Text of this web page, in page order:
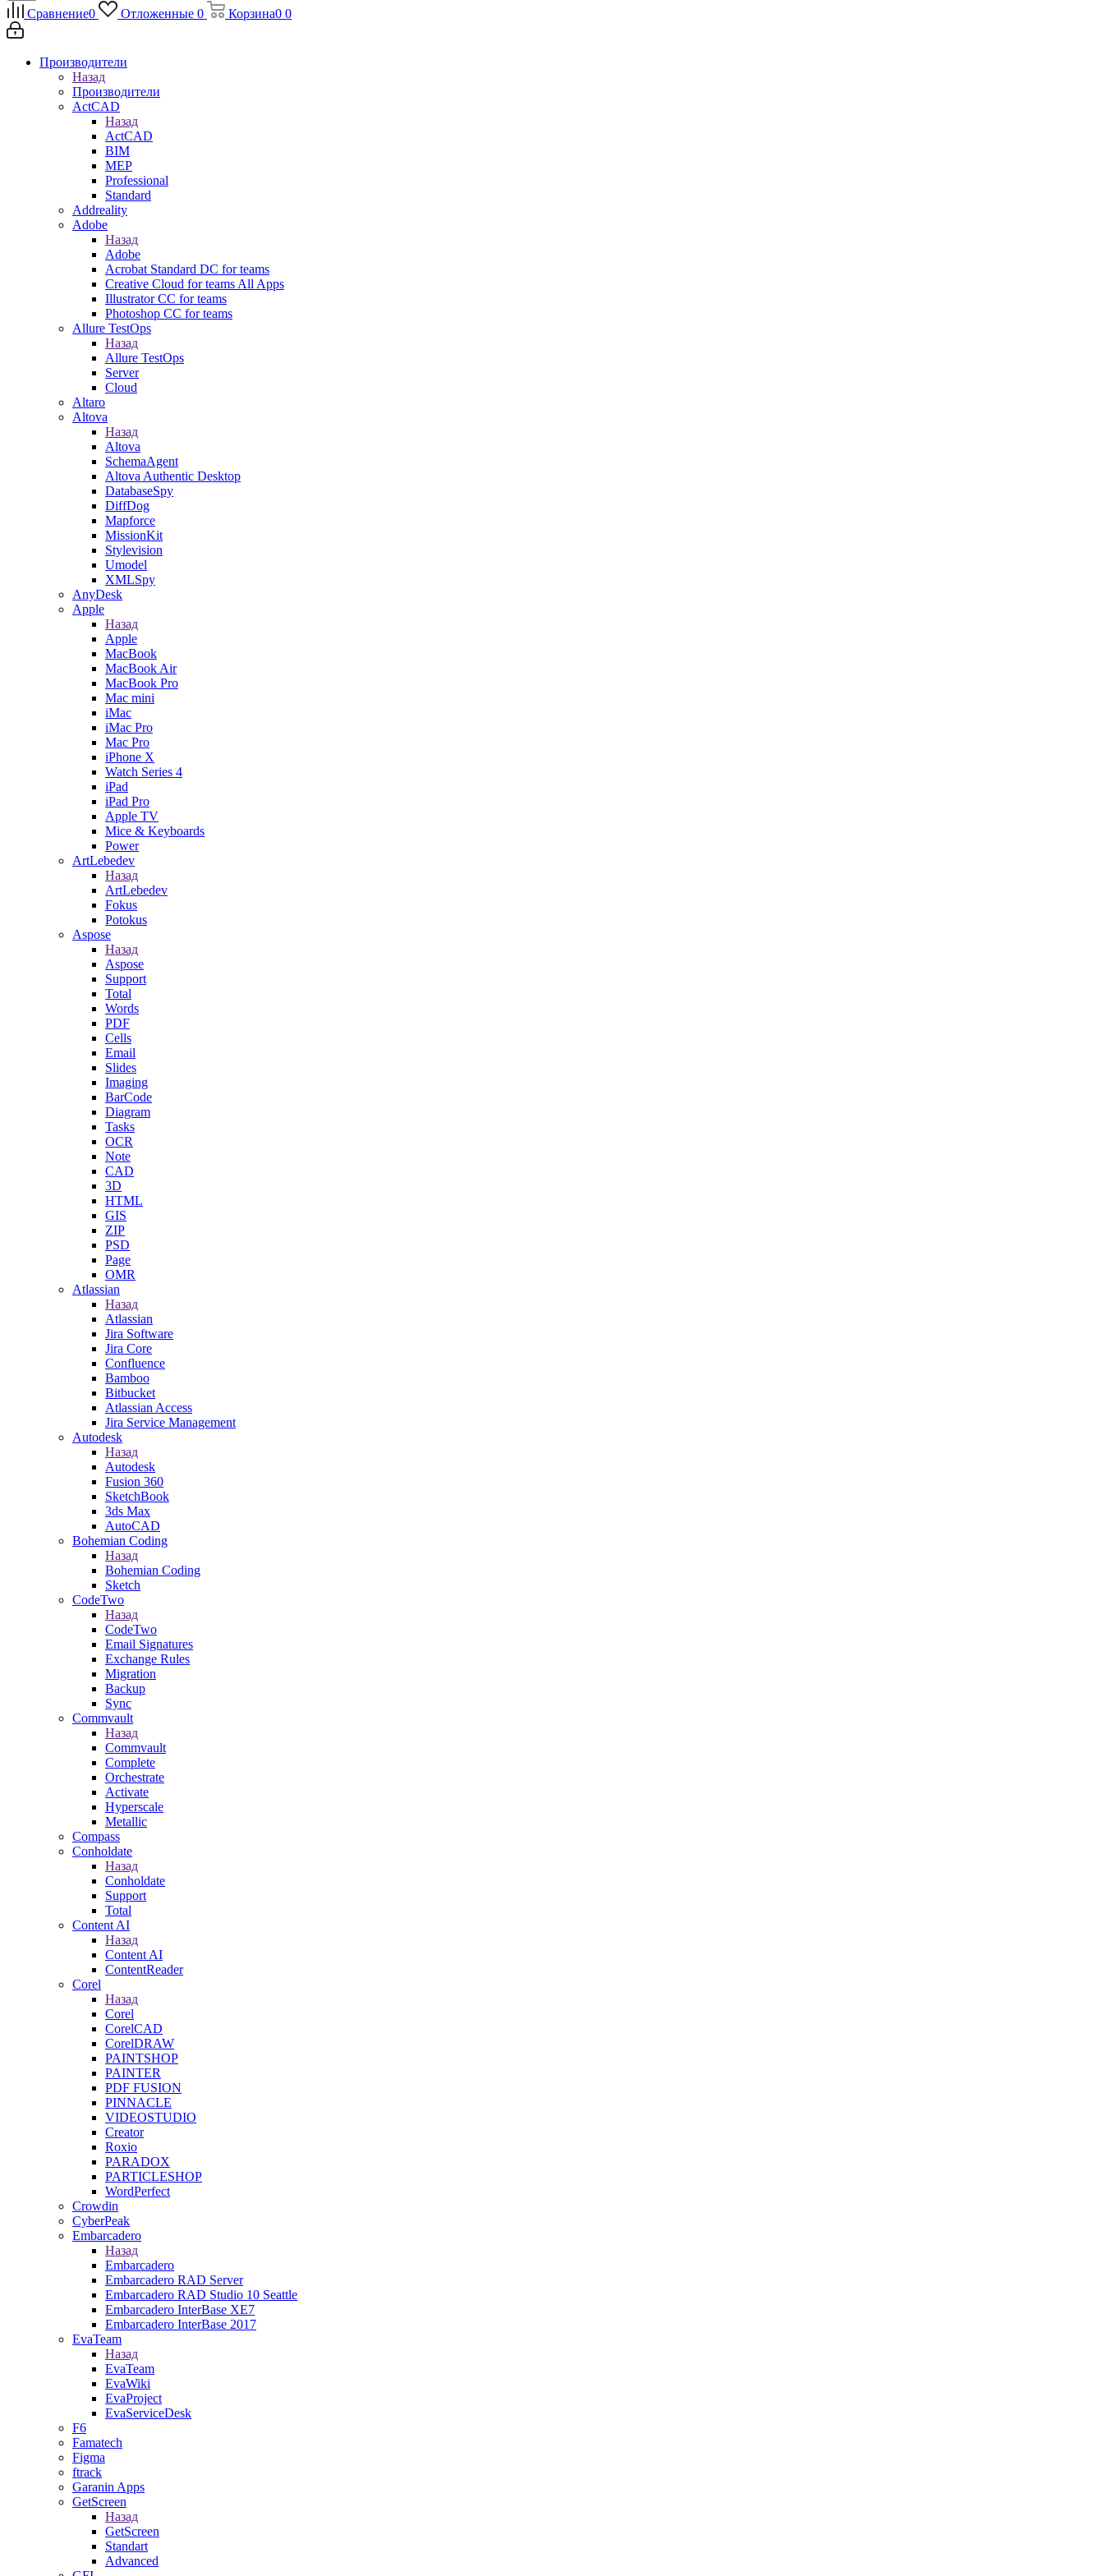
Сравнение0 Отложенные 0 Корзина0 0
Производители
Назад
Производители
ActCAD
Назад
ActCAD
BIM
MEP
Professional
Standard
Addreality
Adobe
Назад
Adobe
Acrobat Standard DC for teams
Creative Cloud for teams All Apps
Illustrator CC for teams
Photoshop CC for teams
Allure TestOps
Назад
Allure TestOps
Server
Cloud
Altaro
Altova
Назад
Altova
SchemaAgent
Altova Authentic Desktop
DatabaseSpy
DiffDog
Mapforce
MissionKit
Stylevision
Umodel
XMLSpy
AnyDesk
Apple
Назад
Apple
MacBook
MacBook Air
MacBook Pro
Mac mini
iMac
iMac Pro
Mac Pro
iPhone X
Watch Series 4
iPad
iPad Pro
Apple TV
Mice & Keyboards
Power
ArtLebedev
Назад
ArtLebedev
Fokus
Potokus
Aspose
Назад
Aspose
Support
Total
Words
PDF
Cells
Email
Slides
Imaging
BarCode
Diagram
Tasks
OCR
Note
CAD
3D
HTML
GIS
ZIP
PSD
Page
OMR
Atlassian
Назад
Atlassian
Jira Software
Jira Core
Confluence
Bamboo
Bitbucket
Atlassian Access
Jira Service Management
Autodesk
Назад
Autodesk
Fusion 360
SketchBook
3ds Max
AutoCAD
Bohemian Coding
Назад
Bohemian Coding
Sketch
CodeTwo
Назад
CodeTwo
Email Signatures
Exchange Rules
Migration
Backup
Sync
Commvault
Назад
Commvault
Complete
Orchestrate
Activate
Hyperscale
Metallic
Compass
Conholdate
Назад
Conholdate
Support
Total
Content AI
Назад
Content AI
ContentReader
Corel
Назад
Corel
CorelCAD
CorelDRAW
PAINTSHOP
PAINTER
PDF FUSION
PINNACLE
VIDEOSTUDIO
Creator
Roxio
PARADOX
PARTICLESHOP
WordPerfect
Crowdin
CyberPeak
Embarcadero
Назад
Embarcadero
Embarcadero RAD Server
Embarcadero RAD Studio 10 Seattle
Embarcadero InterBase XE7
Embarcadero InterBase 2017
EvaTeam
Назад
EvaTeam
EvaWiki
EvaProject
EvaServiceDesk
F6
Famatech
Figma
ftrack
Garanin Apps
GetScreen
Назад
GetScreen
Standart
Advanced